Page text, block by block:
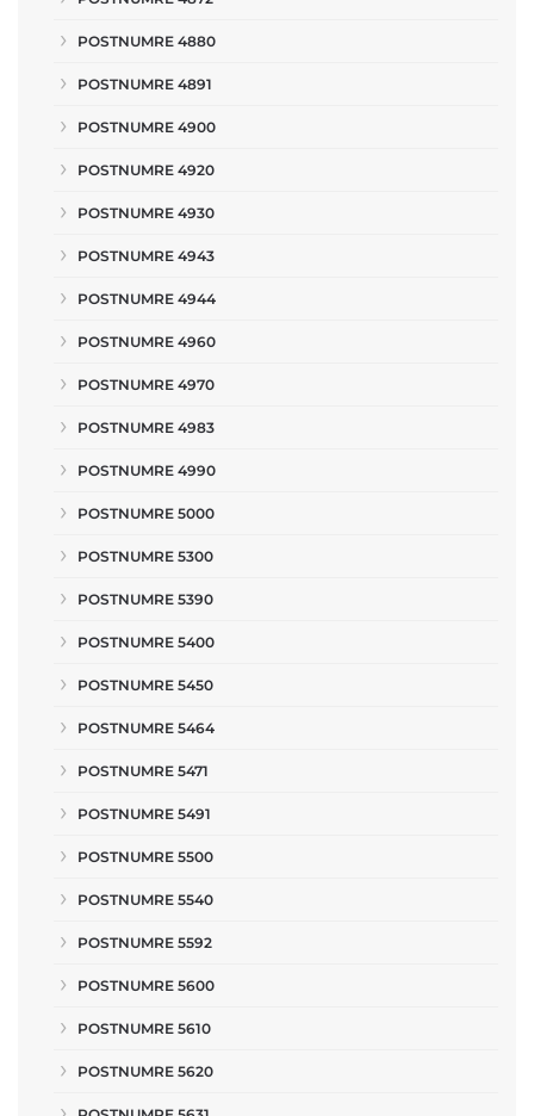
POSTNUMRE 4880
POSTNUMRE 4891
POSTNUMRE 4900
POSTNUMRE 4920
POSTNUMRE 4930
POSTNUMRE 4943
POSTNUMRE 4944
POSTNUMRE 4960
POSTNUMRE 4970
POSTNUMRE 4983
POSTNUMRE 4990
POSTNUMRE 5000
POSTNUMRE 5300
POSTNUMRE 5390
POSTNUMRE 5400
POSTNUMRE 5450
POSTNUMRE 5464
POSTNUMRE 5471
POSTNUMRE 5491
POSTNUMRE 5500
POSTNUMRE 5540
POSTNUMRE 5592
POSTNUMRE 5600
POSTNUMRE 5610
POSTNUMRE 5620